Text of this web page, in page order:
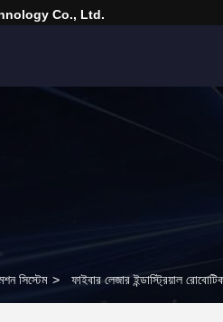
Co., Ltd.
সিস্টেম > ফাইবার লেজার ইন্ডাস্ট্রিয়াল